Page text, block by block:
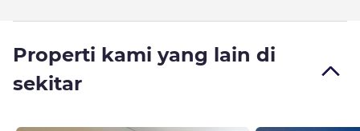
Properti kami yang lain di
sekitar